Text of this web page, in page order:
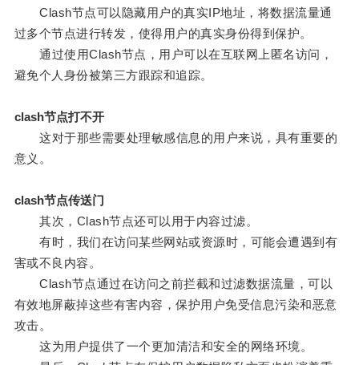
Clash节点可以隐藏用户的真实IP地址，将数据流量通
过多个节点进行转发，使得用户的真实身份得到保护。
通过使用Clash节点，用户可以在互联网上匿名访问，
避免个人身份被第三方跟踪和追踪。
clash节点打不开
这对于那些需要处理敏感信息的用户来说，具有重要的
意义。
clash节点传送门
其次，Clash节点还可以用于内容过滤。
有时，我们在访问某些网站或资源时，可能会遭遇到有
害或不良内容。
Clash节点通过在访问之前拦截和过滤数据流量，可以
有效地屏蔽掉这些有害内容，保护用户免受信息污染和恶意
攻击。
这为用户提供了一个更加清洁和安全的网络环境。